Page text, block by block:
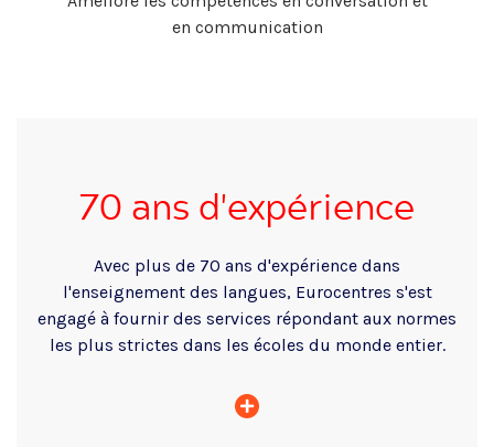
en communication
70 ans d'expérience
Avec plus de 70 ans d'expérience dans
l'enseignement des langues, Eurocentres s'est
engagé à fournir des services répondant aux normes
les plus strictes dans les écoles du monde entier.